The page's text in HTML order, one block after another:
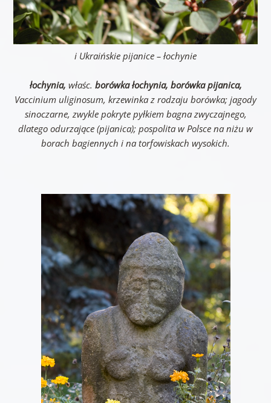
i Ukraińskie pijanice – łochynie
łochynia, właśc. borówka łochynia, borówka pijanica,
Vaccinium uliginosum, krzewinka z rodzaju borówka; jagody
sinoczarne, zwykle pokryte pyłkiem bagna zwyczajnego,
dlatego odurzające (pijanica); pospolita w Polsce na niżu w
borach bagiennych i na torfowiskach wysokich.